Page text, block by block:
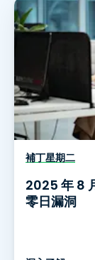
補丁星期二
2025 年 8
零日漏洞